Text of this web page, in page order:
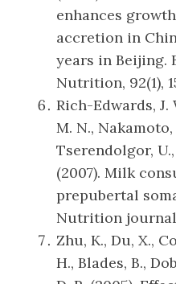
enhances
accretion in
years in Beijing.
Nutrition, 92(1),
Rich-Edwards, J.
M. N., Nakamoto,
Tserendolgor,
(2007). Milk
prepubertal
Nutrition journal,
Zhu, K., Du, X.,
H., Blades, B.,